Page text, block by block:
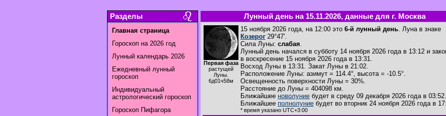
Разделы
Главная страница
Гороскоп на 2026 год
Лунный календарь 2026
Ежедневный лунный
гороскоп
Индивидуальный
астрологический гороскоп
Гороскоп Пифагора
Лунный день на 15.11.2026, данные для г. Москва
Первая фаза
растущей
Луны.
6д01ч58м
15 ноября 2026 года, на 12:00 это 6-й лунный день. Луна в знаке
Козерог 29°47'.
Сила Луны: слабая.
Лунный день начался в субботу 14 ноября 2026 года в 13:12 и
в воскресение 15 ноября 2026 года в 13:31.
Восход Луны в 13:31. Закат Луны в 21:02.
Расположение Луны: азимут = 114.4°, высота = -10.5°.
Освещенность поверхности Луны = 30%.
Расстояние до Луны = 404098 км.
Ближайшее новолуние будет в среду 09 декабря 2026 года в 03:52.
Ближайшее полнолуние будет во вторник 24 ноября 2026 года в
* время указано UTC+3:00